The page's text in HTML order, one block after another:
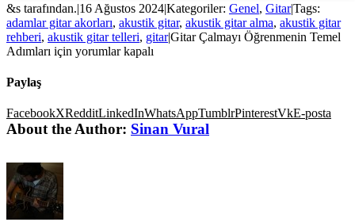
&s tarafından.|16 Ağustos 2024|Kategoriler: Genel, Gitar|Tags:
adamlar gitar akorları, akustik gitar, akustik gitar alma, akustik gitar
rehberi, akustik gitar telleri, gitar|Gitar Çalmayı Öğrenmenin Temel
Adımları için yorumlar kapalı
Paylaş
FacebookXRedditLinkedInWhatsAppTumblrPinterestVkE-posta
About the Author: Sinan Vural